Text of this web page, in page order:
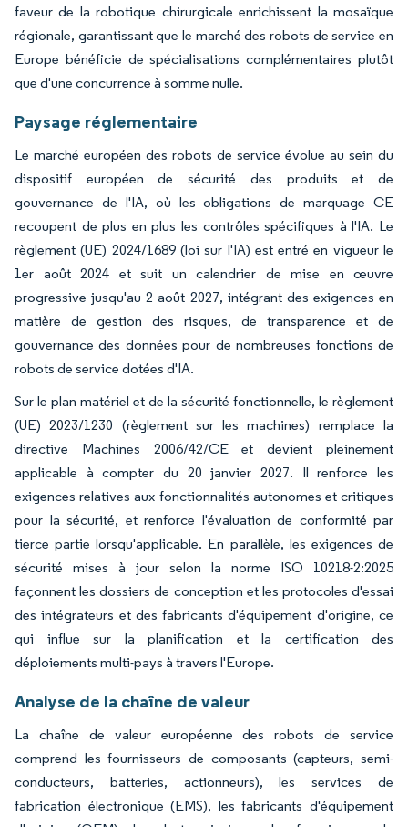
faveur de la robotique chirurgicale enrichissent la mosaïque
régionale, garantissant que le marché des robots de service en
Europe bénéficie de spécialisations complémentaires plutôt
que d'une concurrence à somme nulle.
Paysage réglementaire
Le marché européen des robots de service évolue au sein du
dispositif européen de sécurité des produits et de
gouvernance de l'IA, où les obligations de marquage CE
recoupent de plus en plus les contrôles spécifiques à l'IA. Le
règlement (UE) 2024/1689 (loi sur l'IA) est entré en vigueur le
1er août 2024 et suit un calendrier de mise en œuvre
progressive jusqu'au 2 août 2027, intégrant des exigences en
matière de gestion des risques, de transparence et de
gouvernance des données pour de nombreuses fonctions de
robots de service dotées d'IA.
Sur le plan matériel et de la sécurité fonctionnelle, le règlement
(UE) 2023/1230 (règlement sur les machines) remplace la
directive Machines 2006/42/CE et devient pleinement
applicable à compter du 20 janvier 2027. Il renforce les
exigences relatives aux fonctionnalités autonomes et critiques
pour la sécurité, et renforce l'évaluation de conformité par
tierce partie lorsqu'applicable. En parallèle, les exigences de
sécurité mises à jour selon la norme ISO 10218-2:2025
façonnent les dossiers de conception et les protocoles d'essai
des intégrateurs et des fabricants d'équipement d'origine, ce
qui influe sur la planification et la certification des
déploiements multi-pays à travers l'Europe.
Analyse de la chaîne de valeur
La chaîne de valeur européenne des robots de service
comprend les fournisseurs de composants (capteurs, semi-
conducteurs, batteries, actionneurs), les services de
fabrication électronique (EMS), les fabricants d'équipement